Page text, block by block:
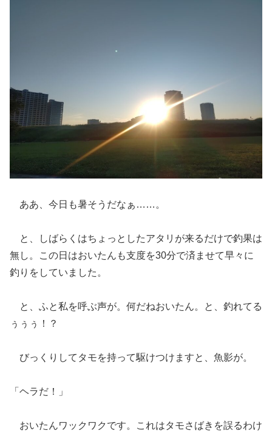
ああ、今日も暑そうだなぁ……。
と、しばらくはちょっとしたアタリが来るだけで釣果は
無し。この日はおいたんも支度を30分で済ませて早々に
釣りをしていました。
と、ふと私を呼ぶ声が。何だねおいたん。と、釣れてる
ぅぅぅ！？
びっくりしてタモを持って駆けつけますと、魚影が。
「ヘラだ！」
おいたんワックワクです。これはタモさばきを誤るわけ